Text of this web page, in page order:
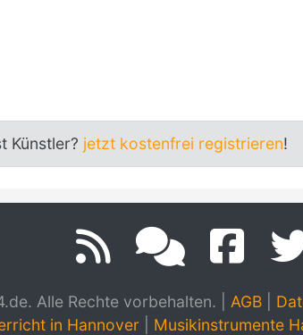
Künstler? jetzt kostenfrei registrieren!
Alle Rechte vorbehalten. AGB|
in Hannover Musikinstrumente